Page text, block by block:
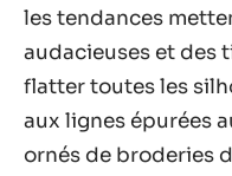
les tendances
audacieuses et des
flatter toutes les
aux lignes épurées
ornés de broderies